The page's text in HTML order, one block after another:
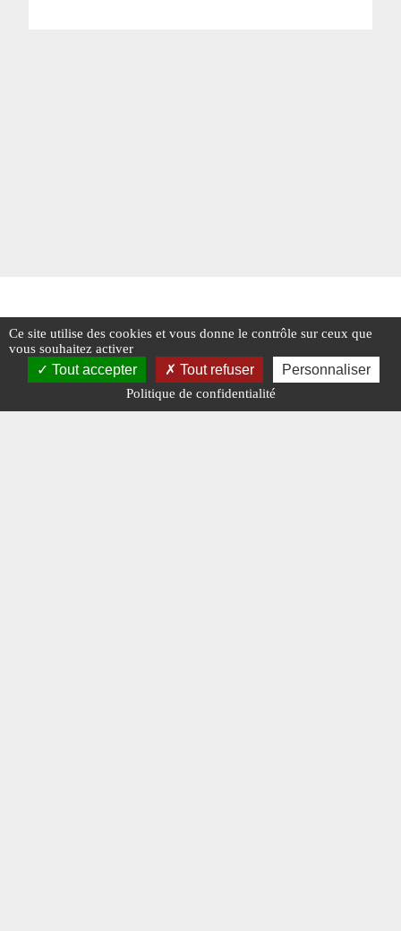
Ce site utilise des cookies et vous donne le contrôle sur ceux que
vous souhaitez activer
Tout accepter Tout refuser Personnaliser
Politique de confidentialité